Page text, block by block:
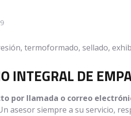
termoformado, sellado,
INTEGRAL DE
por llamada o correo
asesor siempre a su servicio,